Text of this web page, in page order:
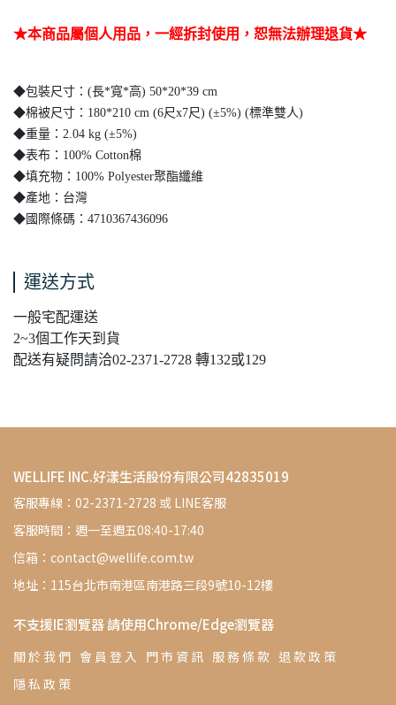
★本商品屬個人用品，一經拆封使用，恕無法辦理退貨★
◆包裝尺寸：(長*寬*高) 50*20*39 cm
◆棉被尺寸：180*210 cm (6尺x7尺) (±5%) (標準雙人)
◆重量：2.04 kg (±5%)
◆表布：100% Cotton棉
◆填充物：100% Polyester聚酯纖維
◆產地：台灣
◆國際條碼：4710367436096
運送方式
一般宅配運送
2~3個工作天到貨
配送有疑問請洽02-2371-2728 轉132或129
WELLIFE INC.好漾生活股份有限公司42835019
客服專線：02-2371-2728 或 LINE客服
客服時間：週一至週五08:40-17:40
信箱：contact@wellife.com.tw
地址：115台北市南港區南港路三段9號10-12樓
不支援IE瀏覽器 請使用Chrome/Edge瀏覽器
關 於 我 們 會 員 登 入 門 市 資 訊 服 務 條 款 退 款 政 策
隱 私 政 策